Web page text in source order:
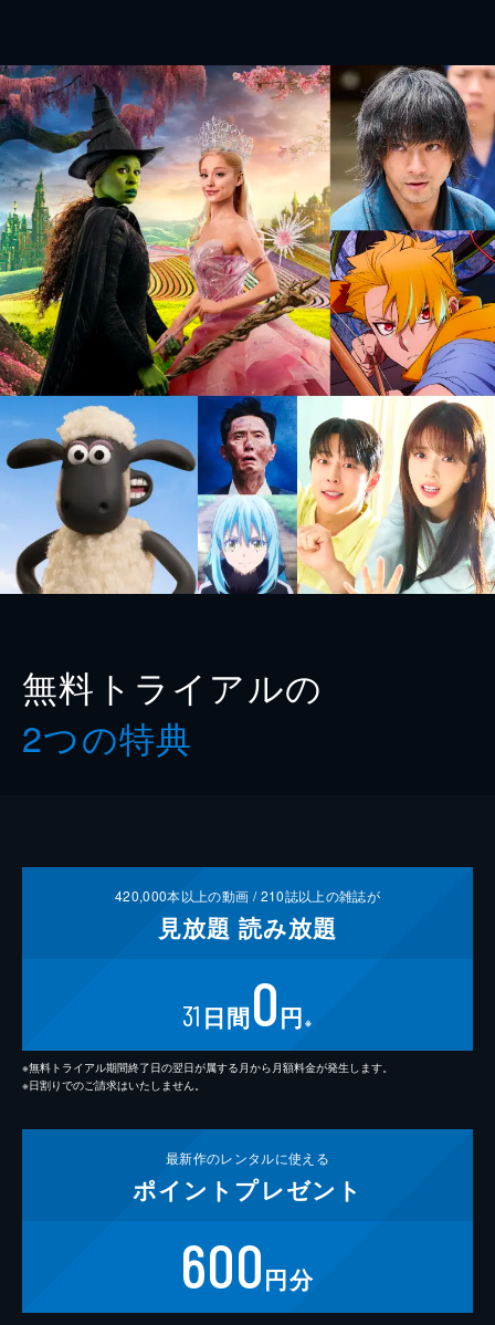
無料トライアルの
2つの特典
420,000本以上の動画 /210誌以上の雑誌が
見放題 読み放題
31 日間0円 ※
※無料トライアル期間終了日の翌日が属する月から月額料金が発生します。
※日割りでのご請求はいたしません。
最新作のレンタルに使える
ポイント プレゼント
600円分